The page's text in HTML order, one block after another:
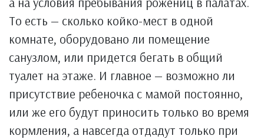
То есть — сколько койко-мест в одной
комнате, оборудовано ли помещение
санузлом, или придется бегать в общий
туалет на этаже. И главное — возможно ли
присутствие ребеночка с мамой постоянно,
или же его будут приносить только во время
кормления, а навсегда отдадут только при